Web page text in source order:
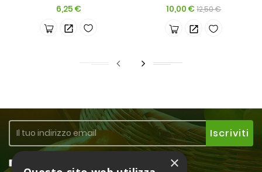
6,25 €Prezzo
10,00 €Prezzo
12,50 €Prezzo
×